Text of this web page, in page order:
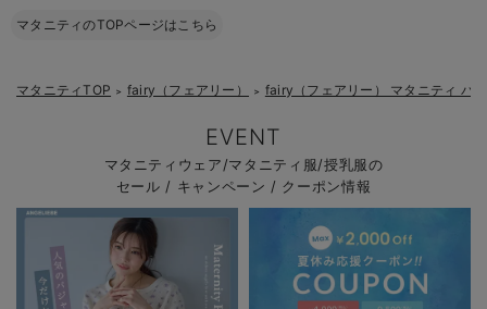
マタニティのTOPページはこちら
マタニティTOP ＞ fairy（フェアリー） ＞ fairy（フェアリー） マタニティ パ
EVENT
マタニティウェア/マタニティ服/授乳服の
セール / キャンペーン / クーポン情報